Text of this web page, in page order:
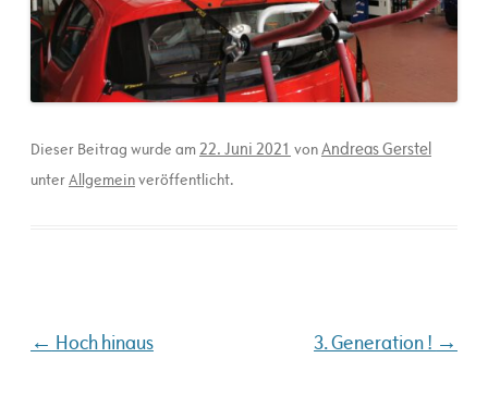
Dieser Beitrag wurde am22. Juni 2021 vonAndreas Gerstel
unterAllgemeinveröffentlicht.
Beitragsnavigation
← Hoch hinaus 3. Generation ! →